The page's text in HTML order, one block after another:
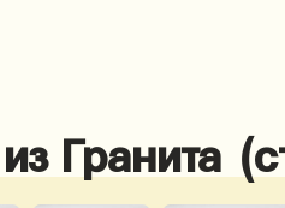
из Гранита